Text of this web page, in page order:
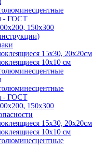
- ГОСТ
150х300
15х30, 20х20см
10х10 см
- ГОСТ
150х300
15х30, 20х20см
10х10 см